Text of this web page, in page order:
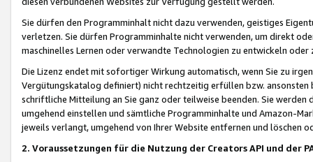
Sie dürfen den Programminhalt nicht dazu verwenden, geistiges
verletzen. Sie dürfen Programminhalte nicht verwenden, um direkt
maschinelles Lernen oder verwandte Technologien zu entwickeln
Die Lizenz endet mit sofortiger Wirkung automatisch, wenn Sie zu
Vergütungskatalog definiert) nicht rechtzeitig erfüllen bzw. ansonsten
schriftliche Mitteilung an Sie ganz oder teilweise beenden. Sie werden
umgehend einstellen und sämtliche Programminhalte und Amazon-
jeweils verlangt, umgehend von Ihrer Website entfernen und löschen
2. Voraussetzungen für die Nutzung der Creators API und der